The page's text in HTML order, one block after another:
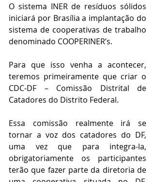
O sistema INER de resíduos sólidos
iniciará por Brasília a implantação do
sistema de cooperativas de trabalho
denominado COOPERINER’s.
Para que isso venha a acontecer,
teremos primeiramente que criar o
CDC-DF – Comissão Distrital de
Catadores do Distrito Federal.
Essa comissão realmente irá se
tornar a voz dos catadores do DF,
uma vez que para integra-la,
obrigatoriamente os participantes
terão que fazer parte da diretoria de